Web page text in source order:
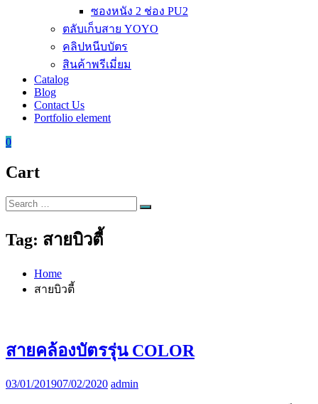
ซองหนัง 2 ช่อง PU2
ตลับเก็บสาย YOYO
คลิปหนีบบัตร
สินค้าพรีเมี่ยม
Catalog
Blog
Contact Us
Portfolio element
0
Cart
Search
for:
Search
Tag: สายบิวตี้
Home
สายบิวตี้
สายคล้องบัตรรุ่น COLOR
03/01/201907/02/2020 admin